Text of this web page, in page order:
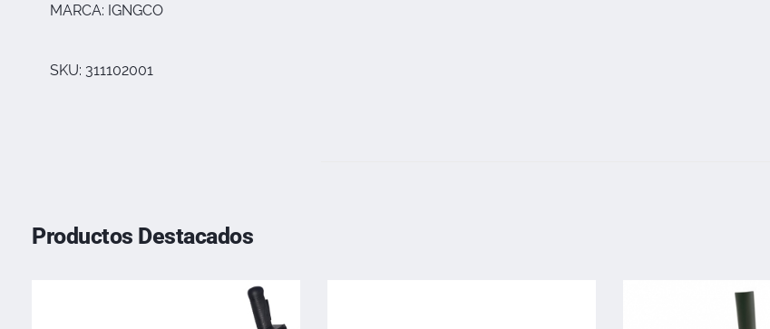
MARCA: IGNGCO
SKU: 311102001
Productos Destacados